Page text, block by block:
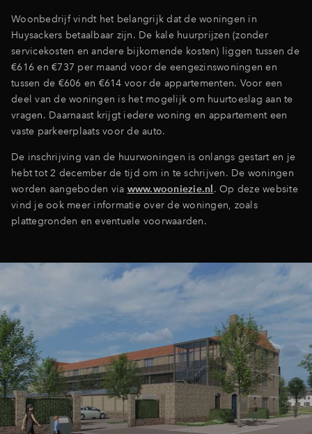
Woonbedrijf vindt het belangrijk dat de woningen in
Huysackers betaalbaar zijn. De kale huurprijzen (zonder
servicekosten en andere bijkomende kosten) liggen tussen de
€616 en €737 per maand voor de eengezinswoningen en
tussen de €606 en €614 voor de appartementen. Voor een
deel van de woningen is het mogelijk om huurtoeslag aan te
vragen. Daarnaast krijgt iedere woning en appartement een
vaste parkeerplaats voor de auto.
De inschrijving van de huurwoningen is onlangs gestart en je
hebt tot 2 december de tijd om in te schrijven. De woningen
worden aangeboden via www.wooniezie.nl. Op deze website
vind je ook meer informatie over de woningen, zoals
plattegronden en eventuele voorwaarden.